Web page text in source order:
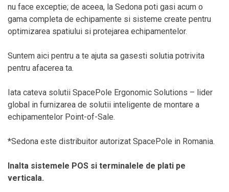
nu face exceptie; de aceea, la Sedona poti gasi acum o
gama completa de echipamente si sisteme create pentru
optimizarea spatiului si protejarea echipamentelor.
Suntem aici pentru a te ajuta sa gasesti solutia potrivita
pentru afacerea ta.
Iata cateva solutii SpacePole Ergonomic Solutions – lider
global in furnizarea de solutii inteligente de montare a
echipamentelor Point-of-Sale.
*Sedona este distribuitor autorizat SpacePole in Romania.
Inalta sistemele POS si terminalele de plati pe
verticala.